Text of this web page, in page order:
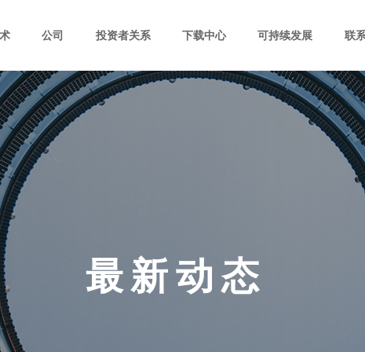
公司 投资者关系 下载中心 可持续发展 联
最新动态